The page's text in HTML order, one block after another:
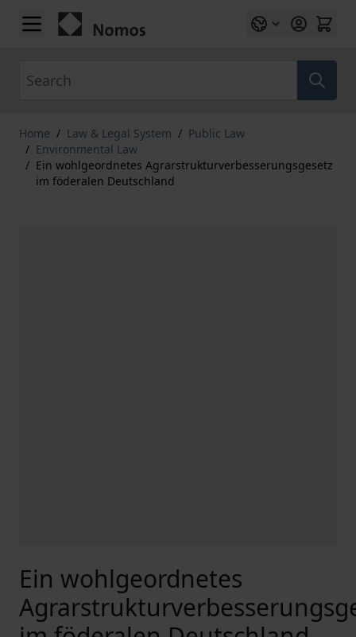
Skip to Content
Home / Law & Legal System / Public Law
/ Environmental Law
/ Ein wohlgeordnetes Agrarstrukturverbesserungsgesetz
im föderalen Deutschland
Ein wohlgeordnetes